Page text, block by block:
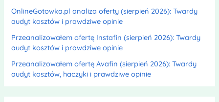
OnlineGotowka.pl analiza oferty (sierpień 2026): Twardy
audyt kosztów i prawdziwe opinie
Przeanalizowałem ofertę Instafin (sierpień 2026): Twardy
audyt kosztów i prawdziwe opinie
Przeanalizowałem ofertę Avafin (sierpień 2026): Twardy
audyt kosztów, haczyki i prawdziwe opinie